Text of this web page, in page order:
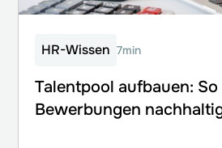
HR-Wissen 7min
Talentpool aufbauen:
Bewerbungen